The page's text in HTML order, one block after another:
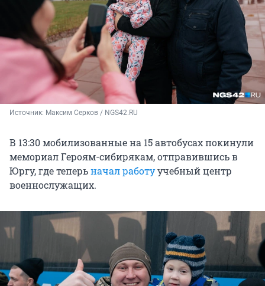
Источник: Максим Серков / NGS42.RU
В 13:30 мобилизованные на 15 автобусах покинули
мемориал Героям-сибирякам, отправившись в
Юргу, где теперьначал работуучебный центр
военнослужащих.